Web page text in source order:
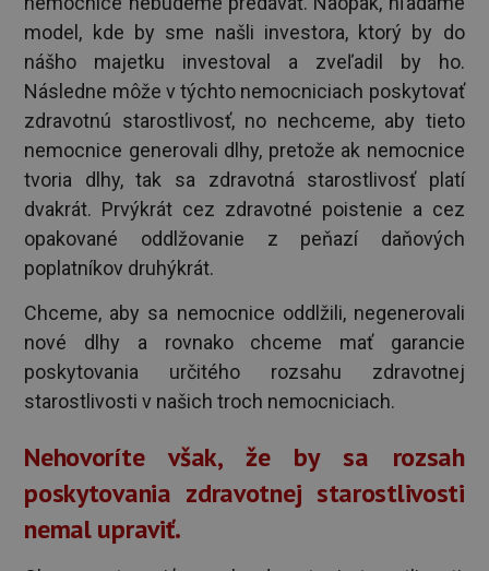
model, kde by sme našli investora, ktorý by do
nášho majetku investoval a zveľadil by ho.
Následne môže v týchto nemocniciach poskytovať
zdravotnú starostlivosť, no nechceme, aby tieto
nemocnice generovali dlhy, pretože ak nemocnice
tvoria dlhy, tak sa zdravotná starostlivosť platí
dvakrát. Prvýkrát cez zdravotné poistenie a cez
opakované oddlžovanie z peňazí daňových
poplatníkov druhýkrát.
Chceme, aby sa nemocnice oddlžili, negenerovali
nové dlhy a rovnako chceme mať garancie
poskytovania určitého rozsahu zdravotnej
starostlivosti v našich troch nemocniciach.
Nehovoríte však, že by sa rozsah
poskytovania zdravotnej starostlivosti
nemal upraviť.